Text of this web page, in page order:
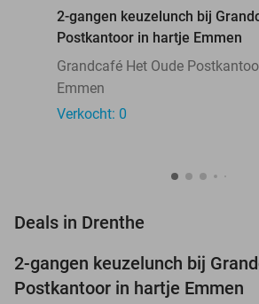
2-gangen keuzelunch bij
Postkantoor in hartje Emmen
Grandcafé Het Oude
Emmen
Verkocht: 0
Deals in Drenthe
NEW
TODAY
2-gangen keuzelunch bij
Postkantoor in hartje Emmen